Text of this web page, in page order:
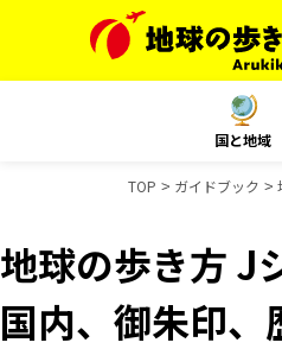
国と地域
TOP ガイドブック
地球の歩き方 J
国内、御朱印